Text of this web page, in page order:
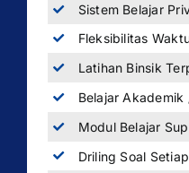
Sistem Belajar
Fleksibilitas
Latihan Binsik
Belajar
Modul Belajar
Driling Soal